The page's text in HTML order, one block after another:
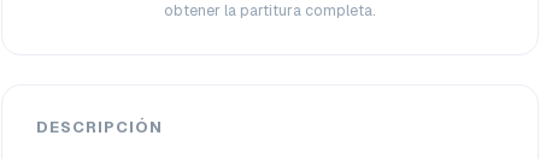
obtener la partitura completa.
DESCRIPCIÓN